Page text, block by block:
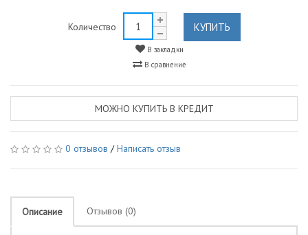
Количество КУПИТЬ
В закладки
В сравнение
МОЖНО КУПИТЬ В КРЕДИТ
0 отзывов /Написать отзыв
Описание Отзывов (0)